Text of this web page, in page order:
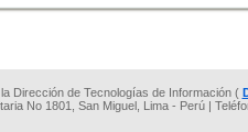
Dirección de Tecnologías de Información (
No 1801, San Miguel, Lima - Perú |